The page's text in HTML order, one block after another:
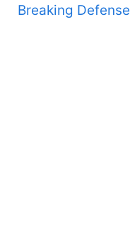
Breaking Defense